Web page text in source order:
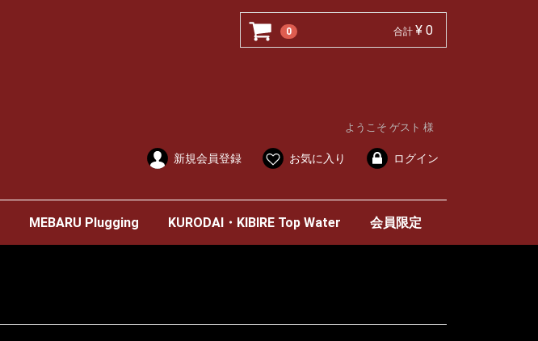
0 合計 ¥ 0
ようこそ ゲスト 様
新規会員登録 お気に入り ログイン
MEBARU Plugging KURODAI・KIBIRE Top Water 会員限定